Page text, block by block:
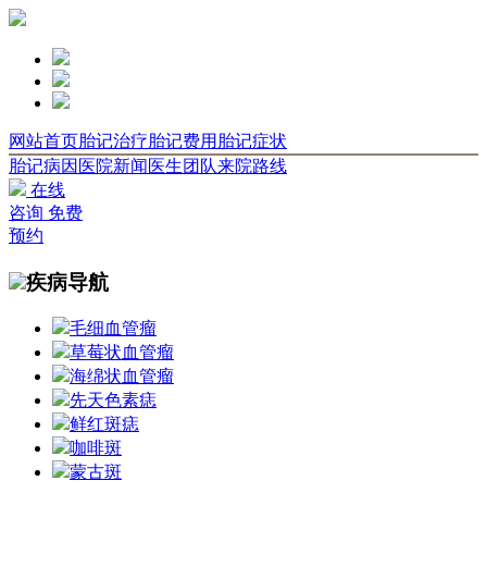
网站首页胎记治疗胎记费用 胎记症状
胎记病因 医院新闻 医生团队来院路线
在线
咨询 免费
预约
疾病导航
毛细血管瘤
草莓状血管瘤
海绵状血管瘤
先天色素痣
鲜红斑痣
咖啡斑
蒙古斑